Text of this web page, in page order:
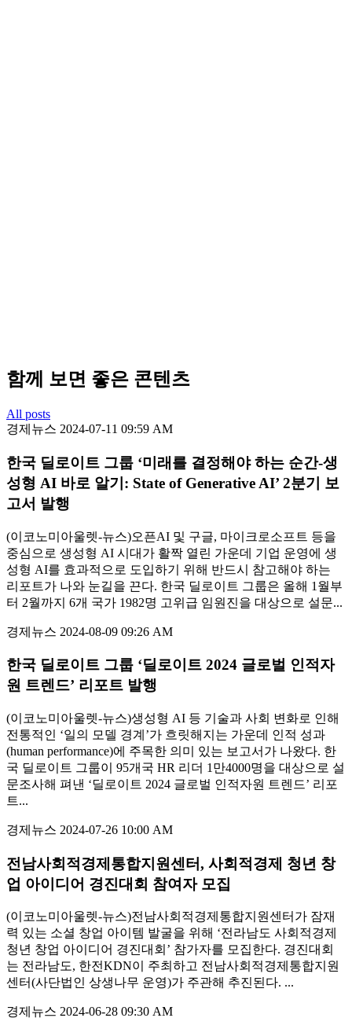
함께 보면 좋은 콘텐츠
All posts
경제뉴스 2024-07-11 09:59 AM
한국 딜로이트 그룹 ‘미래를 결정해야 하는 순간-생
성형 AI 바로 알기: State of Generative AI’ 2분기 보
고서 발행
(이코노미아울렛-뉴스)오픈AI 및 구글, 마이크로소프트 등을
중심으로 생성형 AI 시대가 활짝 열린 가운데 기업 운영에 생
성형 AI를 효과적으로 도입하기 위해 반드시 참고해야 하는
리포트가 나와 눈길을 끈다. 한국 딜로이트 그룹은 올해 1월부
터 2월까지 6개 국가 1982명 고위급 임원진을 대상으로 설문...
경제뉴스 2024-08-09 09:26 AM
한국 딜로이트 그룹 ‘딜로이트 2024 글로벌 인적자
원 트렌드’ 리포트 발행
(이코노미아울렛-뉴스)생성형 AI 등 기술과 사회 변화로 인해
전통적인 ‘일의 모델 경계’가 흐릿해지는 가운데 인적 성과
(human performance)에 주목한 의미 있는 보고서가 나왔다. 한
국 딜로이트 그룹이 95개국 HR 리더 1만4000명을 대상으로 설
문조사해 펴낸 ‘딜로이트 2024 글로벌 인적자원 트렌드’ 리포
트...
경제뉴스 2024-07-26 10:00 AM
전남사회적경제통합지원센터, 사회적경제 청년 창
업 아이디어 경진대회 참여자 모집
(이코노미아울렛-뉴스)전남사회적경제통합지원센터가 잠재
력 있는 소셜 창업 아이템 발굴을 위해 ‘전라남도 사회적경제
청년 창업 아이디어 경진대회’ 참가자를 모집한다. 경진대회
는 전라남도, 한전KDN이 주최하고 전남사회적경제통합지원
센터(사단법인 상생나무 운영)가 주관해 추진된다. ...
경제뉴스 2024-06-28 09:30 AM